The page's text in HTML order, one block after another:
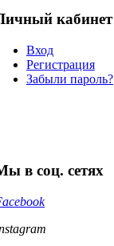
кабинет
Вход
Регистрация
Забыли пароль?
в соц. сетях